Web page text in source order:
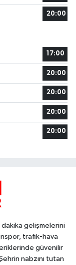
20:00
17:00
20:00
20:00
20:00
20:00
dakika gelişmelerini
trafik-hava
güvenilir
nabzını tutan